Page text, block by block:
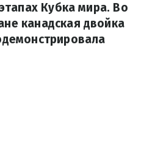
Кубка мира. Во
канадская двойка